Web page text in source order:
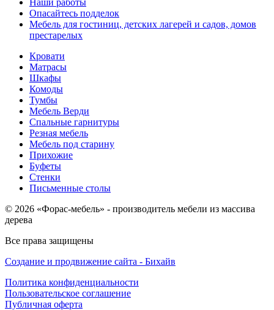
Опасайтесь подделок
Мебель для гостиниц, детских лагерей и садов, домов
престарелых
Кровати
Матрасы
Шкафы
Комоды
Тумбы
Мебель Верди
Спальные гарнитуры
Резная мебель
Мебель под старину
Прихожие
Буфеты
Стенки
Письменные столы
© 2026 «Форас-мебель» - производитель мебели из массива
дерева
Все права защищены
Создание и продвижение сайта - Бихайв
Политика конфиденциальности
Пользовательское соглашение
Публичная оферта